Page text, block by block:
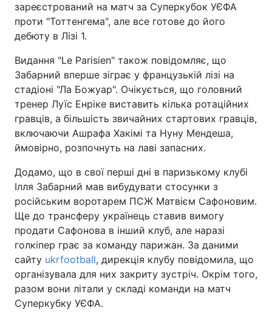
зареєстрований на матч за Суперкубок УЄФА
проти "Тоттенгема", але все готове до його
дебюту в Лізі 1.
Видання "Le Parisien" також повідомляє, що
Забарний вперше зіграє у французькій лізі на
стадіоні "Ла Божуар". Очікується, що головний
тренер Луїс Енріке виставить кілька ротаційних
гравців, а більшість звичайних стартових гравців,
включаючи Ашрафа Хакімі та Нуну Мендеша,
ймовірно, розпочнуть на лаві запасних.
Додамо, що в свої перші дні в паризькому клубі
Ілля Забарний мав вибудувати стосунки з
російським воротарем ПСЖ Матвієм Сафоновим.
Ще до трансферу українець ставив вимогу
продати Сафонова в інший клуб, але наразі
голкіпер грає за команду парижан. За даними
сайту ukrfootball, дирекція клубу повідомила, що
організувала для них закриту зустріч. Окрім того,
разом вони літали у складі команди на матч
Суперкубку УЄФА.